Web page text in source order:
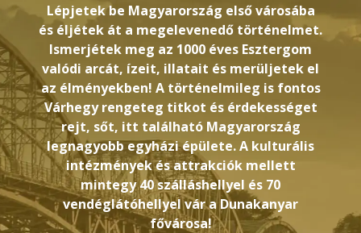
Lépjetek be Magyarország első városába
és éljétek át a megelevenedő történelmet.
Ismerjétek meg az 1000 éves Esztergom
valódi arcát, ízeit, illatait és merüljetek el
az élményekben! A történelmileg is fontos
Várhegy rengeteg titkot és érdekességet
rejt, sőt, itt található Magyarország
legnagyobb egyházi épülete. A kulturális
intézmények és attrakciók mellett
mintegy 40 szálláshellyel és 70
vendéglátóhellyel vár a Dunakanyar
fővárosa!